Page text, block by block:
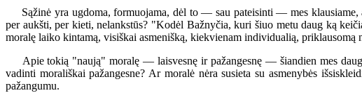
Sąžinė yra ugdoma, formuojama, dėl to — sau pateisinti — mes klausiame,
per aukšti, per kieti, nelankstūs? "Kodėl Bažnyčia, kuri šiuo metu daug ką
moralę laiko kintamą, visiškai asmenišką, kiekvienam individualią, priklausomą
Apie tokią "naują" moralę — laisvesnę ir pažangesnę — šiandien mes daug
vadinti morališkai pažangesne? Ar moralė nėra susieta su asmenybės
pažangumu.